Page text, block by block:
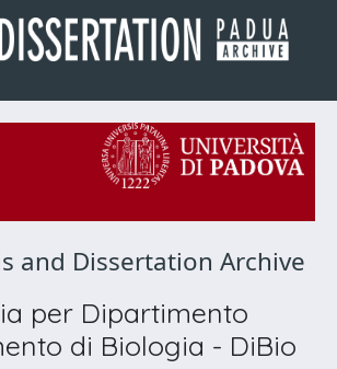
and Dissertation Archive
per Dipartimento
di Biologia - DiBio